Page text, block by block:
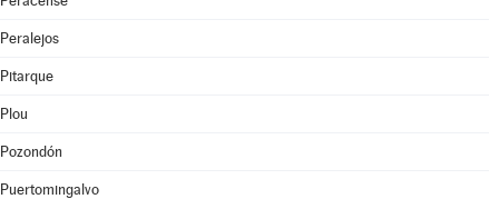
Peralejos
Pitarque
Plou
Pozondón
Puertomingalvo